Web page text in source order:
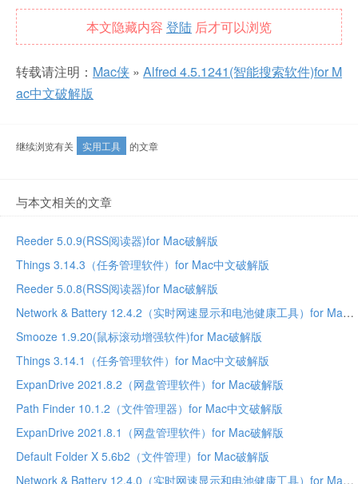
本文隐藏内容 登陆 后才可以浏览
转载请注明： Mac侠 » Alfred 4.5.1241(智能搜索软件)for M
ac中文破解版
继续浏览有关 实用工具 的文章
与本文相关的文章
Reeder 5.0.9(RSS阅读器)for Mac破解版
Things 3.14.3（任务管理软件）for Mac中文破解版
Reeder 5.0.8(RSS阅读器)for Mac破解版
Network & Battery 12.4.2（实时网速显示和电池健康工具）for Mac中文破解版
Smooze 1.9.20(鼠标滚动增强软件)for Mac破解版
Things 3.14.1（任务管理软件）for Mac中文破解版
ExpanDrive 2021.8.2（网盘管理软件）for Mac破解版
Path Finder 10.1.2（文件管理器）for Mac中文破解版
ExpanDrive 2021.8.1（网盘管理软件）for Mac破解版
Default Folder X 5.6b2（文件管理）for Mac破解版
Network & Battery 12.4.0（实时网速显示和电池健康工具）for Mac中文破解版